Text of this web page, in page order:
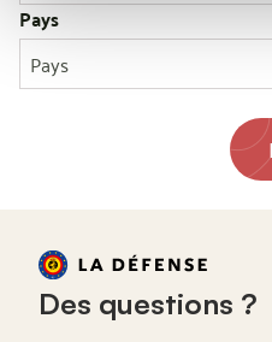
Pays
Pays
Des questions ?